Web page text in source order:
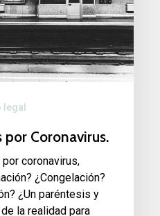
Coronavirus.
coronavirus,
¿Congelación?
¿Un paréntesis y
la realidad para